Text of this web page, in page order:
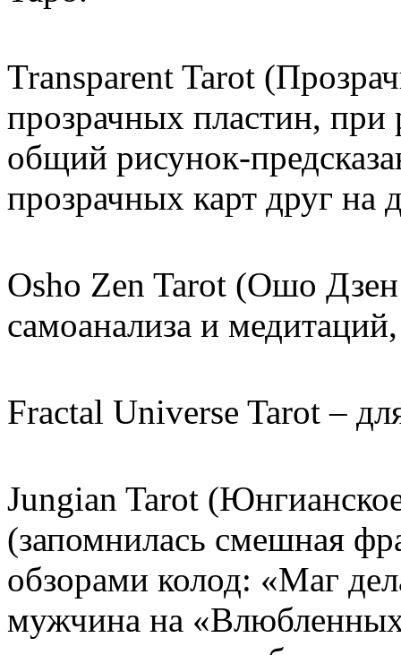
Transparent Tarot
прозрачных пластин, при
общий рисунок-
прозрачных карт друг на
Osho Zen Tarot (Ошо
самоанализа и
Fractal Universe Tarot –
Jungian Tarot
(запомнилась смешная
обзорами колод: «Маг
мужчина на